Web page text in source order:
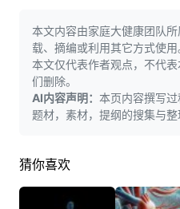
本文内容由家庭大健康团队
载、摘编或利用其它方式使用
本文仅代表作者观点，不代
们删除。
AI内容声明： 本页内容撰写
题材，素材，提纲的搜集与整
猜你喜欢